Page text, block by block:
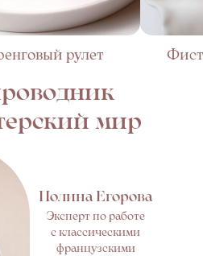
рулет
мир
Эксперт по работе
с классическими
французскими
Полина Егорова